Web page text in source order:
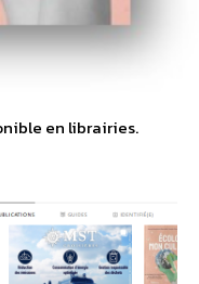
en librairies.